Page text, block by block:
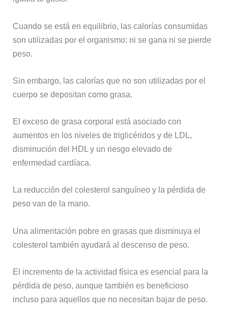
Cuando se está en equilibrio, las calorías consumidas
son utilizadas por el organismo: ni se gana ni se pierde
peso.
Sin embargo, las calorías que no son utilizadas por el
cuerpo se depositan como grasa.
El exceso de grasa corporal está asociado con
aumentos en los niveles de triglicéridos y de LDL,
disminución del HDL y un riesgo elevado de
enfermedad cardíaca.
La reducción del colesterol sanguíneo y la pérdida de
peso van de la mano.
Una alimentación pobre en grasas que disminuya el
colesterol también ayudará al descenso de peso.
El incremento de la actividad física es esencial para la
pérdida de peso, aunque también es beneficioso
incluso para aquellos que no necesitan bajar de peso.